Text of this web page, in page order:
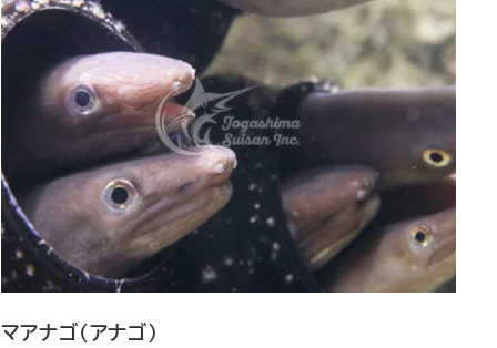
マアナゴ（アナゴ）